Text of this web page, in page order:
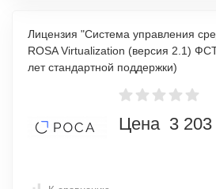
Лицензия "Система управления
ROSA Virtualization (версия 2.1)
лет стандартной поддержки)
Цена 3 203